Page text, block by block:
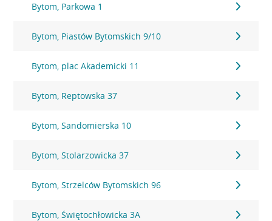
Bytom, Parkowa 1
Bytom, Piastów Bytomskich 9/10
Bytom, plac Akademicki 11
Bytom, Reptowska 37
Bytom, Sandomierska 10
Bytom, Stolarzowicka 37
Bytom, Strzelców Bytomskich 96
Bytom, Świętochłowicka 3A